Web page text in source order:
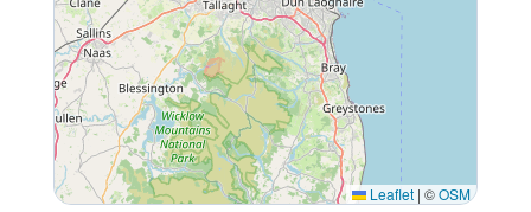
Leaflet | ©OSM